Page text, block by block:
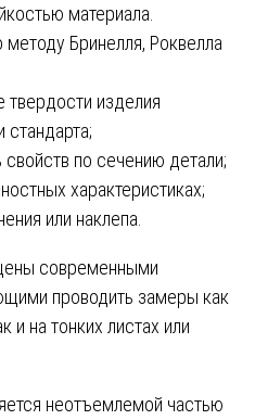
материала.
Бринелля, Роквелла
твердости изделия
стандарта;
по сечению детали;
характеристиках;
или наклепа.
современными
проводить замеры как
и на тонких листах или
неотъемлемой частью